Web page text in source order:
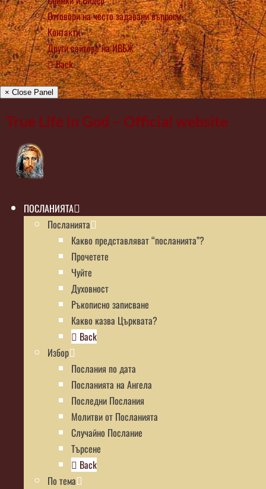
Отговори на често задавани въпроси
Контакти
Други сайтове на ИВБЖ
Back
× Close Panel
True Life in God – Official website
ПОСЛАНИЯТА
Посланията
Какво представляват “посланията”?
Прочетете
Чуйте
Духовност
Ръкописно записване
Какво казва Църквата?
Back
Избор
Послания по дата
Посланията на Ангела
Последни Послания
Молитви от Посланията
Случайно Послание
Търсене
Back
По тема